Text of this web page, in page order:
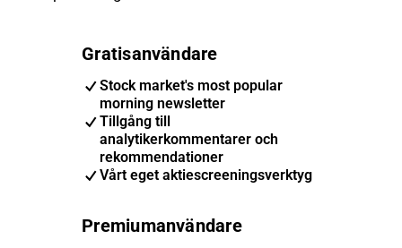
Gratisanvändare
Stock market's most popular
morning newsletter
Tillgång till
analytikerkommentarer och
rekommendationer
Vårt eget aktiescreeningsverktyg
Premiumanvändare